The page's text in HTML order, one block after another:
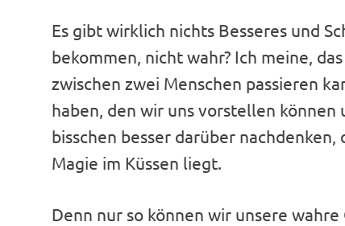
Es gibt wirklich nichts Besseres und
bekommen, nicht wahr? Ich meine,
zwischen zwei Menschen passieren
haben, den wir uns vorstellen
bisschen besser darüber
Magie im Küssen liegt.
Denn nur so können wir unsere